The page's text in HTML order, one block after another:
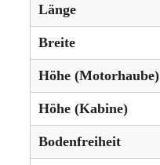
Länge
Breite
Höhe (Motorhaube)
Höhe (Kabine)
Bodenfreiheit